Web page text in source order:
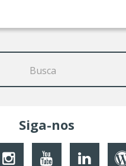
Busca
Siga-nos